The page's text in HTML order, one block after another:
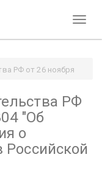
РФ от 26 ноября
обороне в
РФ
"Об
о
Российской